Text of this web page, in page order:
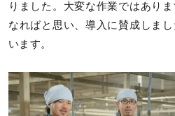
りました。大変な作業ではあり
なればと思い、導入に賛成しま
います。